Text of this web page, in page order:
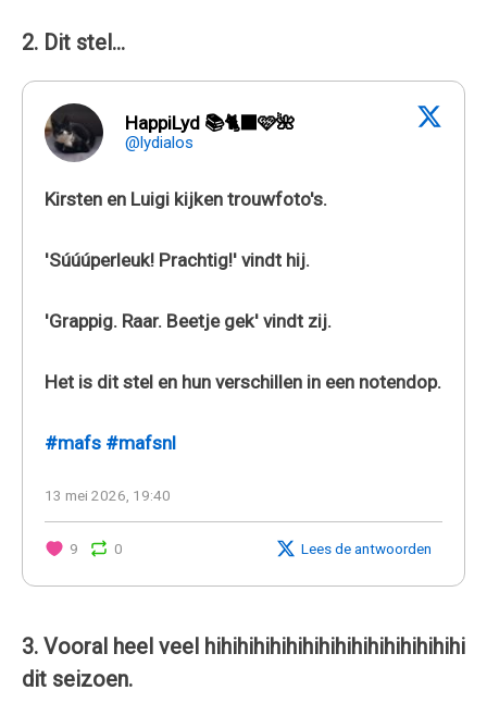
2. Dit stel...
HappiLyd 📚🐈‍⬛🩷🌺
@lydialos
Kirsten en Luigi kijken trouwfoto's.
'Súúúperleuk! Prachtig!' vindt hij.
'Grappig. Raar. Beetje gek' vindt zij.
Het is dit stel en hun verschillen in een notendop.
#mafs #mafsnl
13 mei 2026, 19:40
9 0 Lees de antwoorden
3. Vooral heel veel hihihihihihihihihihihihihihihihi
dit seizoen.